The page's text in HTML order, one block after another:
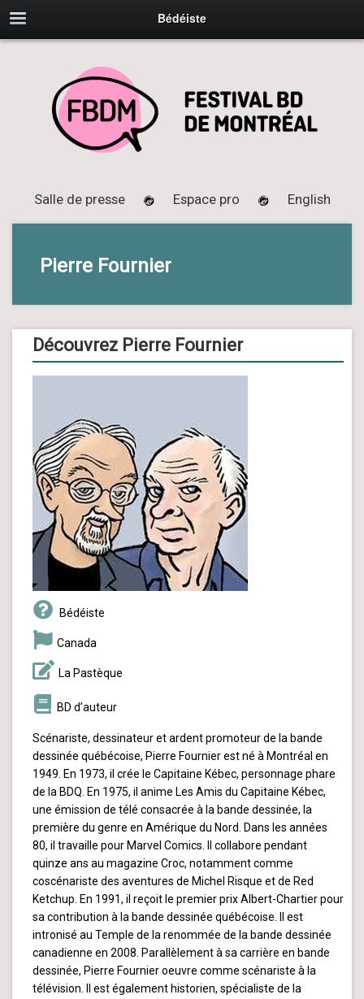
Bédéiste
Salle de presse Espace pro English
Pierre Fournier
Découvrez Pierre Fournier
Bédéiste
Canada
La Pastèque
BD d’auteur
Scénariste, dessinateur et ardent promoteur de la bande
dessinée québécoise, Pierre Fournier est né à Montréal en
1949. En 1973, il crée le Capitaine Kébec, personnage phare
de la BDQ. En 1975, il anime Les Amis du Capitaine Kébec,
une émission de télé consacrée à la bande dessinée, la
première du genre en Amérique du Nord. Dans les années
80, il travaille pour Marvel Comics. Il collabore pendant
quinze ans au magazine Croc, notamment comme
coscénariste des aventures de Michel Risque et de Red
Ketchup. En 1991, il reçoit le premier prix Albert-Chartier pour
sa contribution à la bande dessinée québécoise. Il est
intronisé au Temple de la renommée de la bande dessinée
canadienne en 2008. Parallèlement à sa carrière en bande
dessinée, Pierre Fournier oeuvre comme scénariste à la
télévision. Il est également historien, spécialiste de la